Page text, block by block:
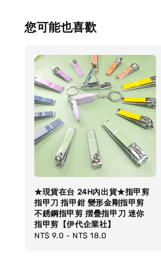
您可能也喜歡
★現貨在台 24H內出貨★指甲剪
指甲刀 指甲鉗 變形金剛指甲剪
不銹鋼指甲剪 摺疊指甲刀 迷你
指甲剪【伊代企業社】
Regular
NT$ 9.0 - NT$ 18.0